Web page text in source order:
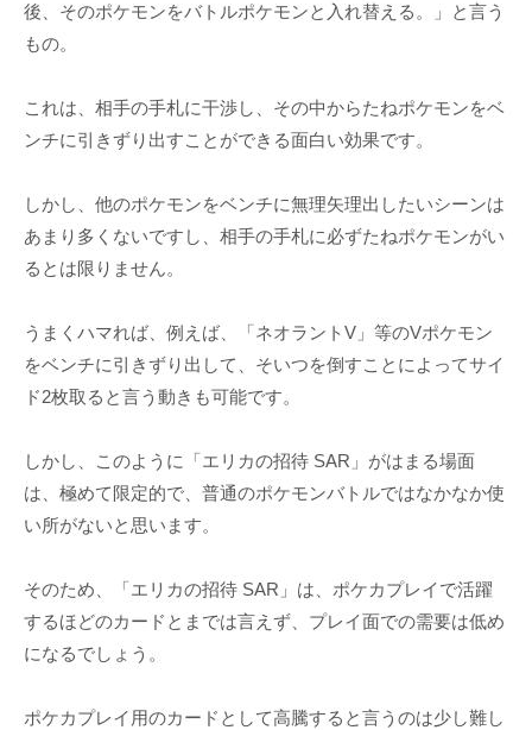
後、そのポケモンをバトルポケモンと入れ替える。」と言う
もの。
これは、相手の手札に干渉し、その中からたねポケモンをベ
ンチに引きずり出すことができる面白い効果です。
しかし、他のポケモンをベンチに無理矢理出したいシーンは
あまり多くないですし、相手の手札に必ずたねポケモンがい
るとは限りません。
うまくハマれば、例えば、「ネオラントV」等のVポケモン
をベンチに引きずり出して、そいつを倒すことによってサイ
ド2枚取ると言う動きも可能です。
しかし、このように「エリカの招待 SAR」がはまる場面
は、極めて限定的で、普通のポケモンバトルではなかなか使
い所がないと思います。
そのため、「エリカの招待 SAR」は、ポケカプレイで活躍
するほどのカードとまでは言えず、プレイ面での需要は低め
になるでしょう。
ポケカプレイ用のカードとして高騰すると言うのは少し難し